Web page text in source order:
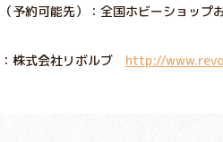
予約可能先）：全国ホビーショップ
株式会社リボルブ http://